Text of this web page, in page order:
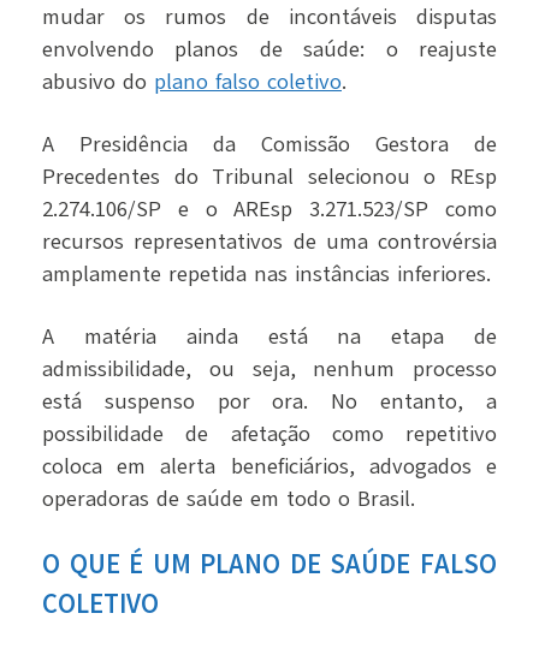
mudar os rumos de incontáveis disputas
envolvendo planos de saúde: o reajuste
abusivo do plano falso coletivo.
A Presidência da Comissão Gestora de
Precedentes do Tribunal selecionou o REsp
2.274.106/SP e o AREsp 3.271.523/SP como
recursos representativos de uma controvérsia
amplamente repetida nas instâncias inferiores.
A matéria ainda está na etapa de
admissibilidade, ou seja, nenhum processo
está suspenso por ora. No entanto, a
possibilidade de afetação como repetitivo
coloca em alerta beneficiários, advogados e
operadoras de saúde em todo o Brasil.
O QUE É UM PLANO DE SAÚDE FALSO
COLETIVO